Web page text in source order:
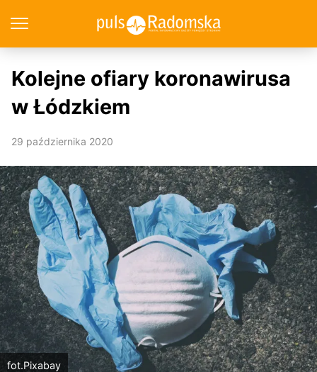
Kolejne ofiary koronawirusa
w Łódzkiem
29 października 2020
fot.Pixabay